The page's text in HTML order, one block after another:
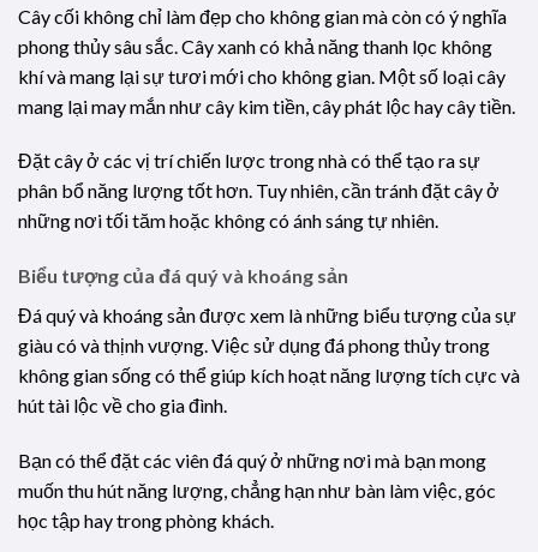
Cây cối không chỉ làm đẹp cho không gian mà còn có ý nghĩa
phong thủy sâu sắc. Cây xanh có khả năng thanh lọc không
khí và mang lại sự tươi mới cho không gian. Một số loại cây
mang lại may mắn như cây kim tiền, cây phát lộc hay cây tiền.
Đặt cây ở các vị trí chiến lược trong nhà có thể tạo ra sự
phân bổ năng lượng tốt hơn. Tuy nhiên, cần tránh đặt cây ở
những nơi tối tăm hoặc không có ánh sáng tự nhiên.
Biểu tượng của đá quý và khoáng sản
Đá quý và khoáng sản được xem là những biểu tượng của sự
giàu có và thịnh vượng. Việc sử dụng đá phong thủy trong
không gian sống có thể giúp kích hoạt năng lượng tích cực và
hút tài lộc về cho gia đình.
Bạn có thể đặt các viên đá quý ở những nơi mà bạn mong
muốn thu hút năng lượng, chẳng hạn như bàn làm việc, góc
học tập hay trong phòng khách.